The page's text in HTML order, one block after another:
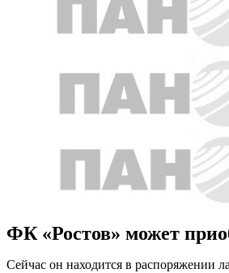
ФК «Ростов» может
Сейчас он находится в распоряжении